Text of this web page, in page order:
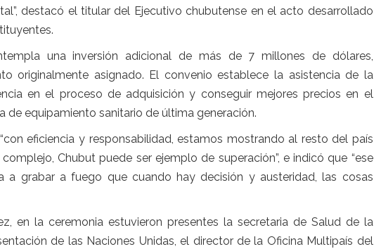
destacó el titular del Ejecutivo chubutense en el acto desarrollado
una inversión adicional de más de 7 millones de dólares,
originalmente asignado. El convenio establece la asistencia de la
en el proceso de adquisición y conseguir mejores precios en el
de equipamiento sanitario de última generación.
eficiencia y responsabilidad, estamos mostrando al resto del país
Chubut puede ser ejemplo de superación”, e indicó que “ese
a grabar a fuego que cuando hay decisión y austeridad, las cosas
en la ceremonia estuvieron presentes la secretaria de Salud de la
de las Naciones Unidas, el director de la Oficina Multipaís del